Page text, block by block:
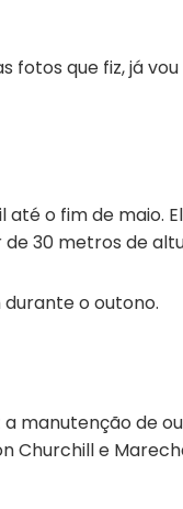
fotos que fiz, já
o fim de maio.
30 metros de
o outono.
manutenção de
Churchill e